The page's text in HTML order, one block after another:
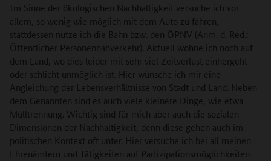
Im Sinne der ökologischen Nachhaltigkeit versuche ich vor
allem, so wenig wie möglich mit dem Auto zu fahren,
stattdessen nutze ich die Bahn bzw. den ÖPNV (Anm. d. Red.:
Öffentlicher Personennahverkehr). Aktuell wohne ich noch auf
dem Land, wo dies leider mit sehr viel Zeitverlust einhergeht
oder schlicht unmöglich ist. Hier wünsche ich mir eine
Angleichung der Lebensverhältnisse von Stadt und Land. Neben
dem Genannten sind es auch viele kleinere Dinge, wie etwa
Mülltrennung. Wichtig sind für mich aber auch die sozialen
Dimensionen der Nachhaltigkeit, denn diese gehen auch im
politischen Kontext oft unter. Hier versuche ich bei all meinen
Ehrenämtern und Tätigkeiten auf Partizipationsmöglichkeiten